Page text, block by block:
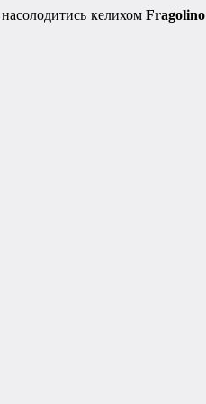
келихомFragolino